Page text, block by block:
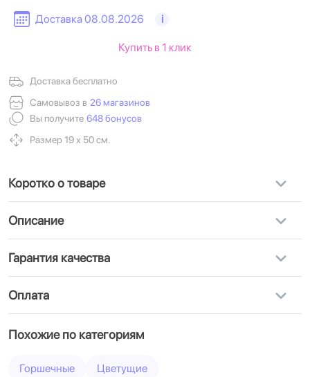
Доставка 08.08.2026 i
Доставка бесплатно
Самовывоз в 26 магазинов
Вы получите 648 бонусов
Размер 19 х 50 см.
Купить в 1 клик
Коротко о товаре
Описание
Гарантия качества
Оплата
Похожие по категориям
Горшечные Цветущие